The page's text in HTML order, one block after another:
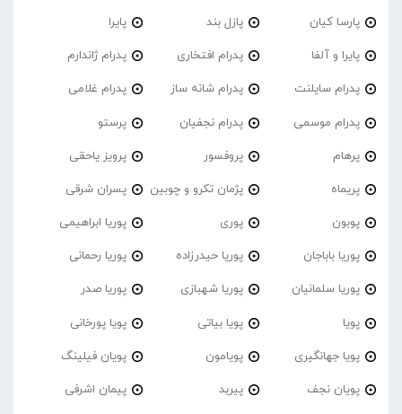
پارسا کیان پازل بند پایرا
پایرا و آلفا پدرام افتخاری پدرام ژاندارم
پدرام‌ سایلنت پدرام شانه ساز پدرام غلامی
پدرام موسمی پدرام نجفیان پرستو
پرهام پروفسور پرویز یاحقی
پریماه پژمان تکرو و چوبین پسران شرقی
پوبون پوری پوریا ابراهیمی
پوریا باباجان پوریا حیدرزاده پوریا رحمانی
پوریا سلمانیان پوریا شهبازی پوریا صدر
پویا پویا بیاتی پویا پورخانی
پویا جهانگیری پویامون پویان فیلینگ
پویان نجف پیربد پیمان اشرفی